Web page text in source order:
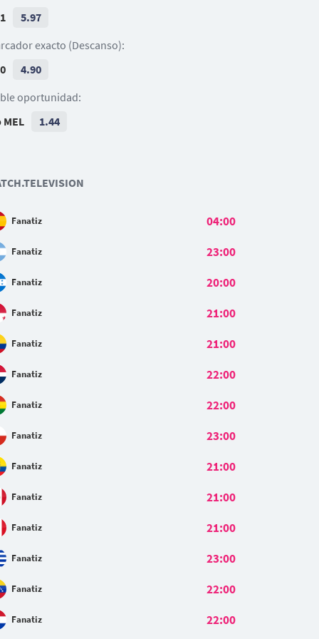
5.97
exacto (Descanso):
4.90
oportunidad:
MEL
1.44
Fanatiz 04:00
Fanatiz 23:00
Fanatiz 20:00
Fanatiz 21:00
Fanatiz 21:00
Fanatiz 22:00
Fanatiz 22:00
Fanatiz 23:00
Fanatiz 21:00
Fanatiz 21:00
Fanatiz 21:00
Fanatiz 23:00
Fanatiz 22:00
Fanatiz 22:00